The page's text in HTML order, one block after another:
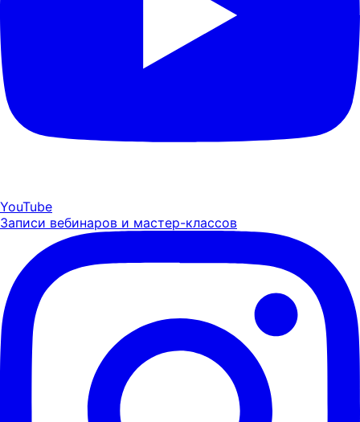
YouTube
Записи вебинаров и мастер-классов